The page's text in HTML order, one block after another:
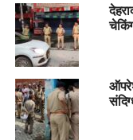
UP NEXT
उत्तराखंड में शहरी
के निवेश को मिली
DON'T MISS
मसूरी में बड़ा हादसा:
चार लोग थे सवार…